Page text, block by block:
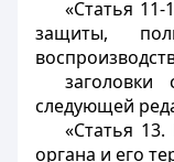
«Статья
защиты,
следующей
«Статья
органа и его